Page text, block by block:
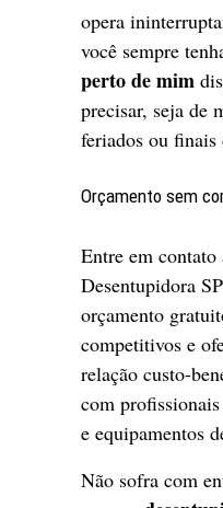
opera
você sempre
perto de mim
precisar, seja de
feriados ou finais
Orçamento sem
Entre em
Desentupidora
orçamento
competitivos e
relação custo-
com
e equipamentos
Não sofra com